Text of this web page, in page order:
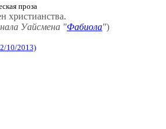
проза
христианства.
Уайсмена "Фабиола")
10/2013)